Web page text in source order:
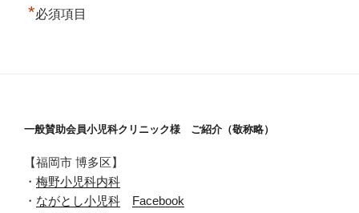
*必須項目
一般賛助会員小児科クリニック様 ご紹介（敬称略）
【福岡市 博多区】
・ 梅野小児科内科
・ ながとし小児科
Facebook